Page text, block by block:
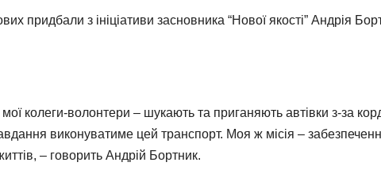
придбали з ініціативи засновника “Нової якості” Андрія
колеги-волонтери – шукають та приганяють автівки з-за
виконуватиме цей транспорт. Моя ж місія –
– говорить Андрій Бортник.